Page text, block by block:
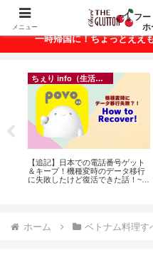
ベトナム・ホーチ
一時帰国に！ちょっとええ
ちぇり info（生活情報）
【追記】日本での電話番号ゲット
＆キープ！機種変時のデータ移行
に失敗したけど復活できた話！~
ホーム ベトナム料理す
メニュー
フ
ホ